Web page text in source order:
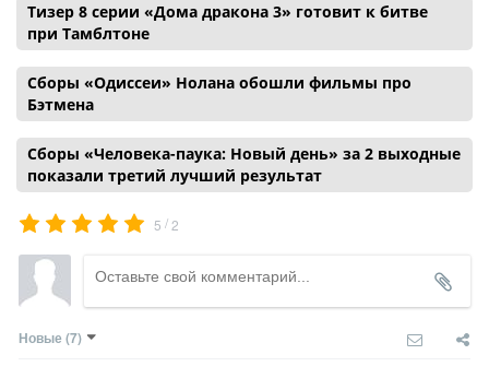
Тизер 8 серии «Дома дракона 3» готовит к битве
при Тамблтоне
Сборы «Одиссеи» Нолана обошли фильмы про
Бэтмена
Сборы «Человека-паука: Новый день» за 2 выходные
показали третий лучший результат
5 /2
Новые (7)